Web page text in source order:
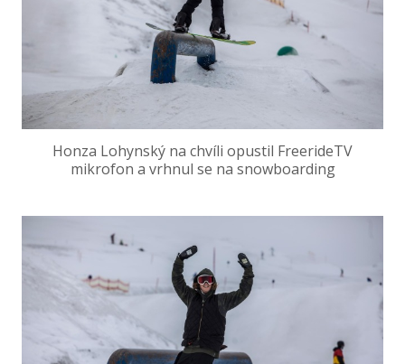
Honza Lohynský na chvíli opustil FreerideTV
mikrofon a vrhnul se na snowboarding